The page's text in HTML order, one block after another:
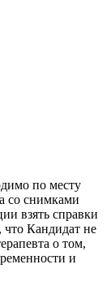
по месту
со снимками
взять справки
что Кандидат не
о том,
и